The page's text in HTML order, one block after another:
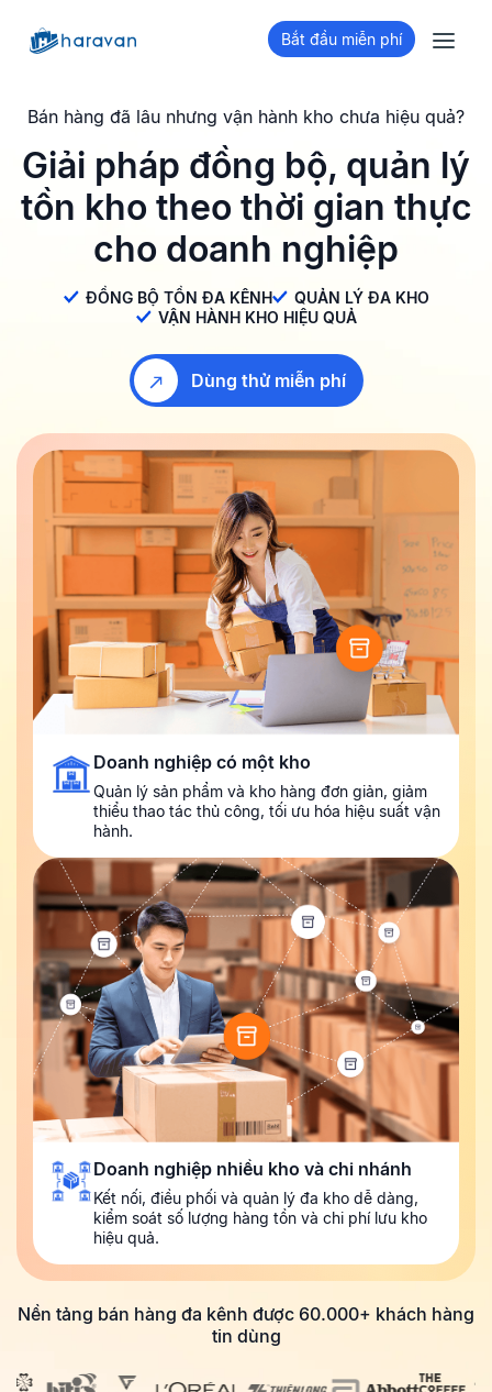
Bắt đầu miễn phí
Bán hàng đã lâu nhưng vận hành kho chưa hiệu quả?
Giải pháp đồng bộ, quản lý
tồn kho theo thời gian thực
cho doanh nghiệp
ĐỒNG BỘ TỒN ĐA KÊNH
QUẢN LÝ ĐA KHO
VẬN HÀNH KHO HIỆU QUẢ
Dùng thử miễn phí
Doanh nghiệp có một kho
Quản lý sản phẩm và kho hàng đơn giản, giảm
thiểu thao tác thủ công, tối ưu hóa hiệu suất vận
hành.
Doanh nghiệp nhiều kho và chi nhánh
Kết nối, điều phối và quản lý đa kho dễ dàng,
kiểm soát số lượng hàng tồn và chi phí lưu kho
hiệu quả.
Nền tảng bán hàng đa kênh được 60.000+ khách hàng
tin dùng